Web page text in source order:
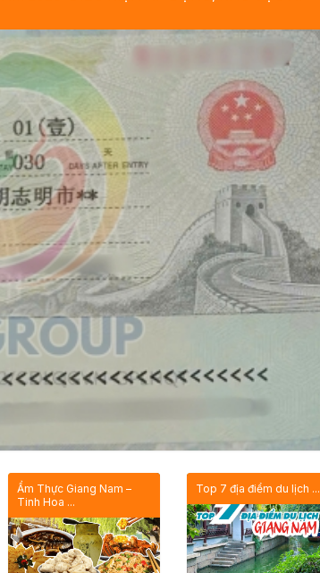
Ẩm Thực Giang Nam –
Tinh Hoa ...
Top 7 địa điểm du lịch ...